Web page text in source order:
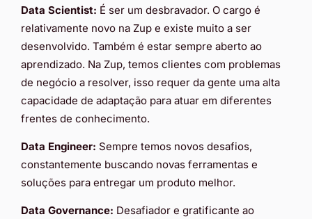
Data Scientist: É ser um desbravador. O cargo é
relativamente novo na Zup e existe muito a ser
desenvolvido. Também é estar sempre aberto ao
aprendizado. Na Zup, temos clientes com problemas
de negócio a resolver, isso requer da gente uma alta
capacidade de adaptação para atuar em diferentes
frentes de conhecimento.
Data Engineer: Sempre temos novos desafios,
constantemente buscando novas ferramentas e
soluções para entregar um produto melhor.
Data Governance: Desafiador e gratificante ao